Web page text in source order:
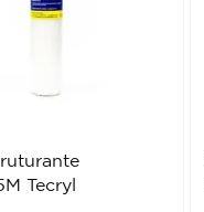
Tecryl